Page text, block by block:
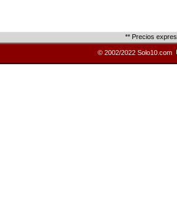
** Precios
© 2002/2022 Solo10.com